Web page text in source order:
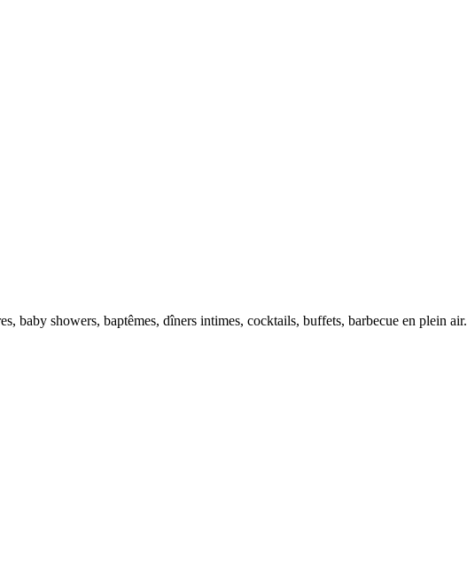
baby showers, baptêmes, dîners intimes, cocktails, buffets, barbecue en plein air.